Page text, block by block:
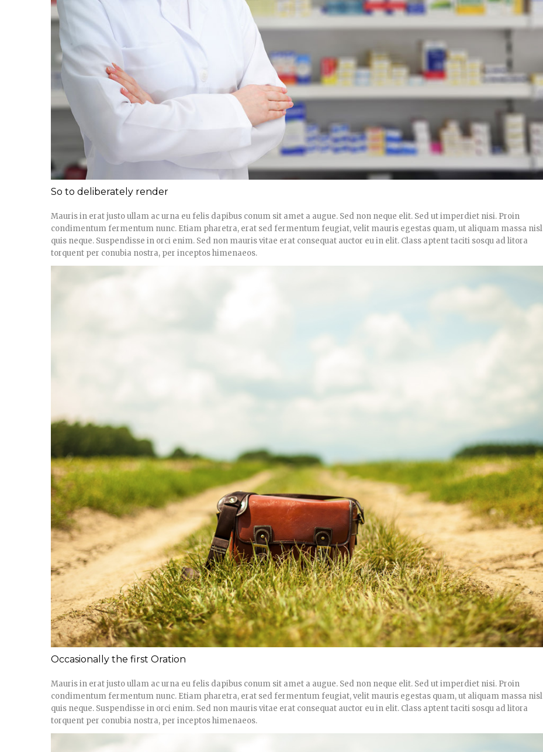
So to deliberately render
Mauris in erat justo ullam ac urna eu felis dapibus conum sit amet a augue. Sed non neque elit. Sed ut imperdiet nisi. Proin
condimentum fermentum nunc. Etiam pharetra, erat sed fermentum feugiat, velit mauris egestas quam, ut aliquam massa nisl
quis neque. Suspendisse in orci enim. Sed non mauris vitae erat consequat auctor eu in elit. Class aptent taciti sosqu ad litora
torquent per conubia nostra, per inceptos himenaeos.
Occasionally the first Oration
Mauris in erat justo ullam ac urna eu felis dapibus conum sit amet a augue. Sed non neque elit. Sed ut imperdiet nisi. Proin
condimentum fermentum nunc. Etiam pharetra, erat sed fermentum feugiat, velit mauris egestas quam, ut aliquam massa nisl
quis neque. Suspendisse in orci enim. Sed non mauris vitae erat consequat auctor eu in elit. Class aptent taciti sosqu ad litora
torquent per conubia nostra, per inceptos himenaeos.